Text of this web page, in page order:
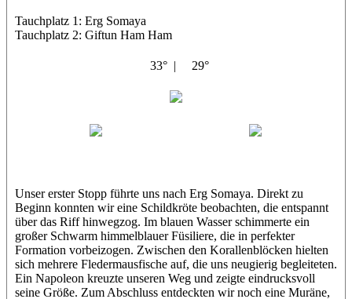
Tauchplatz 1: Erg Somaya
Tauchplatz 2: Giftun Ham Ham
33° | 29°
Unser erster Stopp führte uns nach Erg Somaya. Direkt zu
Beginn konnten wir eine Schildkröte beobachten, die entspannt
über das Riff hinwegzog. Im blauen Wasser schimmerte ein
großer Schwarm himmelblauer Füsiliere, die in perfekter
Formation vorbeizogen. Zwischen den Korallenblöcken hielten
sich mehrere Fledermausfische auf, die uns neugierig begleiteten.
Ein Napoleon kreuzte unseren Weg und zeigte eindrucksvoll
seine Größe. Zum Abschluss entdeckten wir noch eine Muräne,